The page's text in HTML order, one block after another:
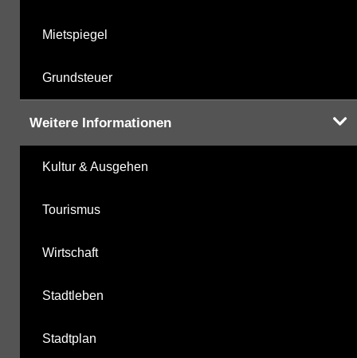
Mietspiegel
Grundsteuer
Weitere Informationen
Kultur & Ausgehen
Tourismus
Wirtschaft
Stadtleben
Stadtplan